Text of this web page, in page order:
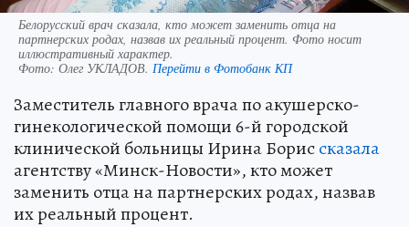
Белорусский врач сказала, кто может заменить отца на
партнерских родах, назвав их реальный процент. Фото носит
иллюстративный характер.
Фото: Олег УКЛАДОВ. Перейти в Фотобанк КП
Заместитель главного врача по акушерско-
гинекологической помощи 6-й городской
клинической больницы Ирина Бориссказала
агентству «Минск-Новости», кто может
заменить отца на партнерских родах, назвав
их реальный процент.